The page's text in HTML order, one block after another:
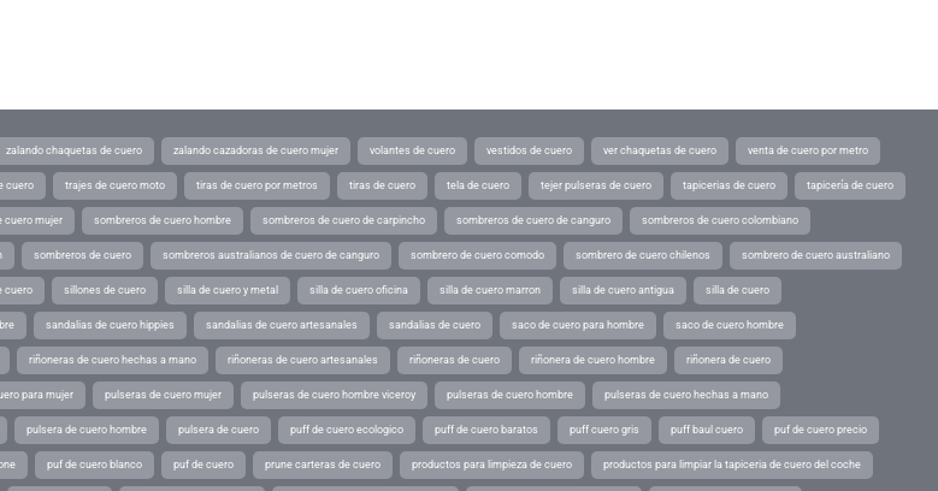
zalando chaquetas de cuero zalando cazadoras de cuero mujer volantes de cuero vestidos de cuero ver chaquetas de cuero venta de cuero por metro
cuero trajes de cuero moto tiras de cuero por metros tiras de cuero tela de cuero tejer pulseras de cuero tapicerias de cuero tapicería de cuero
cuero mujer sombreros de cuero hombre sombreros de cuero de carpincho sombreros de cuero de canguro sombreros de cuero colombiano
sombreros de cuero sombreros australianos de cuero de canguro sombrero de cuero comodo sombrero de cuero chilenos sombrero de cuero australiano
cuero sillones de cuero silla de cuero y metal silla de cuero oficina silla de cuero marron silla de cuero antigua silla de cuero
sandalias de cuero hippies sandalias de cuero artesanales sandalias de cuero saco de cuero para hombre saco de cuero hombre
riñoneras de cuero hechas a mano riñoneras de cuero artesanales riñoneras de cuero riñonera de cuero hombre riñonera de cuero
para mujer pulseras de cuero mujer pulseras de cuero hombre viceroy pulseras de cuero hombre pulseras de cuero hechas a mano
pulsera de cuero hombre pulsera de cuero puff de cuero ecologico puff de cuero baratos puff cuero gris puff baul cuero puf de cuero precio
puf de cuero blanco puf de cuero prune carteras de cuero productos para limpieza de cuero productos para limpiar la tapiceria de cuero del coche